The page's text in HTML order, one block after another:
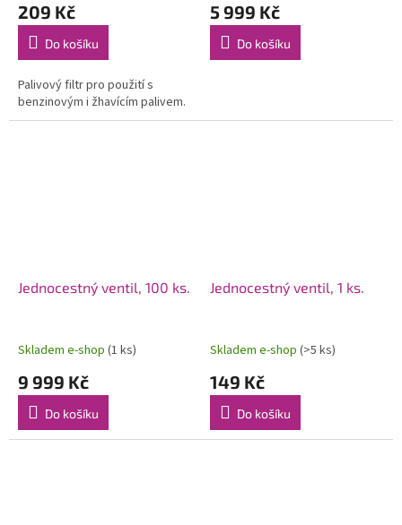
209 Kč
Do košíku
Palivový filtr pro použití s
benzinovým i žhavícím palivem.
5 999 Kč
Do košíku
Jednocestný ventil, 100 ks.
Skladem e-shop (1 ks)
9 999 Kč
Do košíku
Jednocestný ventil, 1 ks.
Skladem e-shop (>5 ks)
149 Kč
Do košíku